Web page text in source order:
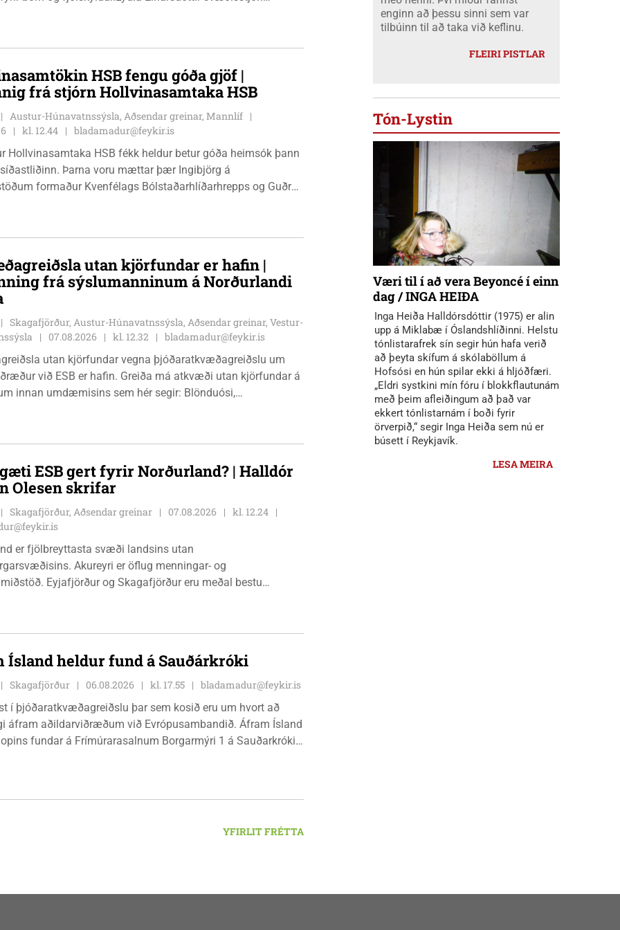
HSB fengu góða gjöf |
frá stjórn Hollvinasamtaka HSB
Austur-Húnavatnssýsla, Aðsendar greinar, Mannlíf
kl. 12.44
bladamadur@feykir.is
Hollvinasamtaka HSB fékk heldur betur góða heimsók þann
Þarna voru mættar þær Ingibjörg á
formaður Kvenfélags Bólstaðarhlíðarhrepps og Guðrún
í aðstöðu sjúkraþjálfara.
utan kjörfundar er hafin |
frá sýslumanninum á Norðurlandi
Skagafjörður, Austur-Húnavatnssýsla, Aðsendar greinar, Vestur-
07.08.2026 kl. 12.32
bladamadur@feykir.is
utan kjörfundar vegna þjóðaratkvæðagreiðslu um
er hafin. Greiða má atkvæði utan kjörfundar á
innan umdæmisins sem hér segir: Blönduósi,
- 15:00. Hvammstanga, ráðhúsi Húnaþings vestra að
og föstudaga kl. 10:00 - 12:00. Skagaströnd,
að Túnbraut 1-3, Skagaströnd, mánudaga -
kl. 09:00 - 12:00 og 13:00 - 15:00, frá og með
17. ágúst 2026.
ESB gert fyrir Norðurland? | Halldór
Olesen skrifar
Skagafjörður, Aðsendar greinar 07.08.2026
kl. 12.24
er fjölbreyttasta svæði landsins utan
Akureyri er öflug menningar- og
Eyjafjörður og Skagafjörður eru meðal bestu
og nýsköpun.
Ísland heldur fund á Sauðárkróki
Skagafjörður 06.08.2026 kl. 17.55
bladamadur@feykir.is
í þjóðaratkvæðagreiðslu þar sem kosið eru um hvort að
áfram aðildarviðræðum við Evrópusambandið. Áfram Ísland
fundar á Frímúrarasalnum Borgarmýri 1 á Sauðarkróki,
8. ágúst kl. 17:30. Fundurinn er öllum opinn en skráning
YFIRLIT FRÉTTA
enginn að þessu sinni sem var
tilbúinn til að taka við keflinu.
FLEIRI PISTLAR
Tón-Lystin
Væri til í að vera Beyoncé í einn
dag / INGA HEIÐA
Inga Heiða Halldórsdóttir (1975) er alin
upp á Miklabæ í Óslandshlíðinni. Helstu
tónlistarafrek sín segir hún hafa verið
að þeyta skífum á skólaböllum á
Hofsósi en hún spilar ekki á hljóðfæri.
„Eldri systkini mín fóru í blokkflautunám
með þeim afleiðingum að það var
ekkert tónlistarnám í boði fyrir
örverpið,“ segir Inga Heiða sem nú er
búsett í Reykjavík.
LESA MEIRA